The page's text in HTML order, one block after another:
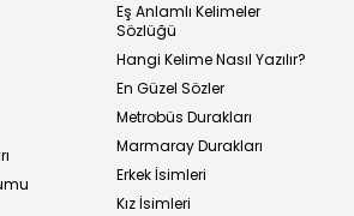
Eş Anlamlı Kelimeler
Sözlüğü
Hangi Kelime Nasıl Yazılır?
En Güzel Sözler
Metrobüs Durakları
Marmaray Durakları
Erkek İsimleri
Kız İsimleri